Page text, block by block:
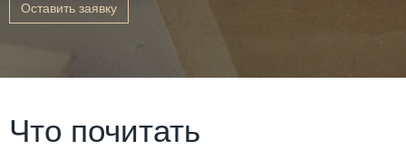
Оставить заявку
Что почитать